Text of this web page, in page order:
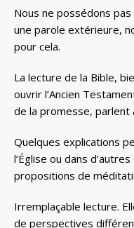
Nous ne possédons
une parole extérieure,
pour cela.
La lecture de la Bible,
ouvrir l’Ancien
de la promesse, parlent
Quelques explications
l’Église ou dans
propositions de
Irremplaçable lecture.
de perspectives